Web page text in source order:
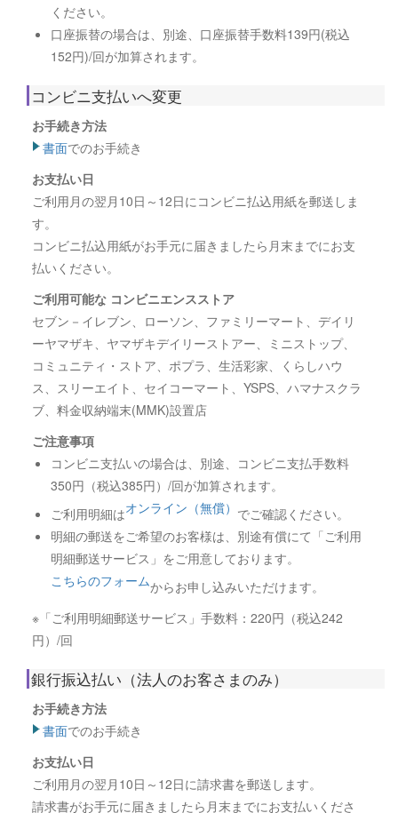
ください。
口座振替の場合は、別途、口座振替手数料139円(税込
152円)/回が加算されます。
コンビニ支払いへ変更
お手続き方法
書面でのお手続き
お支払い日
ご利用月の翌月10日～12日にコンビニ払込用紙を郵送しま
す。
コンビニ払込用紙がお手元に届きましたら月末までにお支
払いください。
ご利用可能な コンビニエンスストア
セブン－イレブン、ローソン、ファミリーマート、デイリ
ーヤマザキ、ヤマザキデイリーストアー、ミニストップ、
コミュニティ・ストア、ポプラ、生活彩家、くらしハウ
ス、スリーエイト、セイコーマート、YSPS、ハマナスクラ
ブ、料金収納端末(MMK)設置店
ご注意事項
コンビニ支払いの場合は、別途、コンビニ支払手数料
350円（税込385円）/回が加算されます。
ご利用明細はオンライン（無償） でご確認ください。
明細の郵送をご希望のお客様は、別途有償にて「ご利用
明細郵送サービス」をご用意しております。
こちらのフォームからお申し込みいただけます。
※「ご利用明細郵送サービス」手数料：220円（税込242
円）/回
銀行振込払い（法人のお客さまのみ）
お手続き方法
書面でのお手続き
お支払い日
ご利用月の翌月10日～12日に請求書を郵送します。
請求書がお手元に届きましたら月末までにお支払いくださ